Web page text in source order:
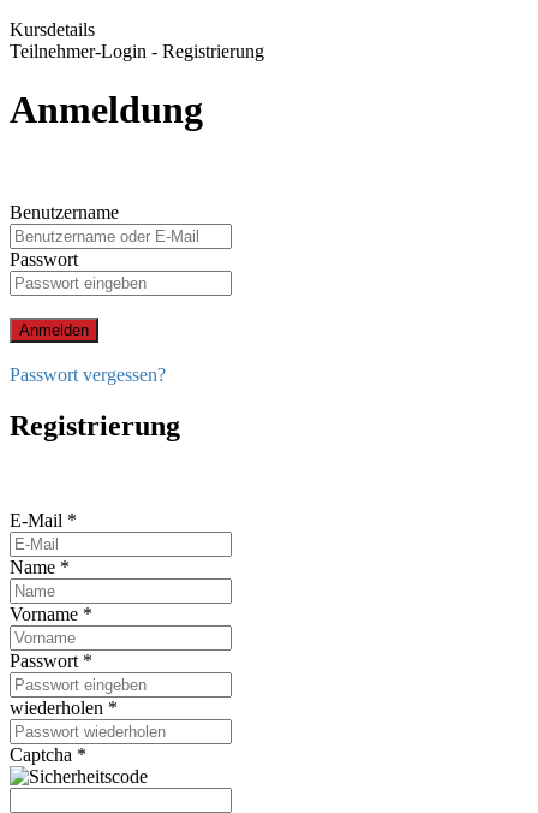
Kursdetails
Teilnehmer-Login - Registrierung
Anmeldung
Benutzername
Passwort
Anmelden
Passwort vergessen?
Registrierung
E-Mail *
Name *
Vorname *
Passwort *
wiederholen *
Captcha *